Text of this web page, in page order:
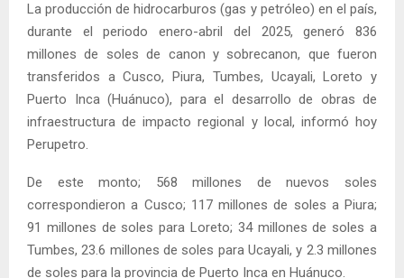
La producción de hidrocarburos (gas y petróleo) en el país,
durante el periodo enero-abril del 2025, generó 836
millones de soles de canon y sobrecanon, que fueron
transferidos a Cusco, Piura, Tumbes, Ucayali, Loreto y
Puerto Inca (Huánuco), para el desarrollo de obras de
infraestructura de impacto regional y local, informó hoy
Perupetro.
De este monto; 568 millones de nuevos soles
correspondieron a Cusco; 117 millones de soles a Piura;
91 millones de soles para Loreto; 34 millones de soles a
Tumbes, 23.6 millones de soles para Ucayali, y 2.3 millones
de soles para la provincia de Puerto Inca en Huánuco.